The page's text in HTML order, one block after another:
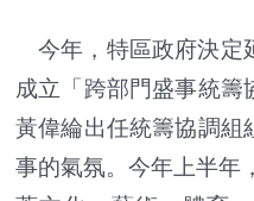
今年，特區政府決定
成立「跨部門盛事統籌
黃偉綸出任統籌協調組
事的氣氛。今年上半年